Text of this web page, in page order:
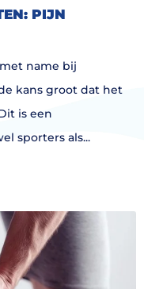
PIJN
name bij
kans groot dat het
is een
sporters als